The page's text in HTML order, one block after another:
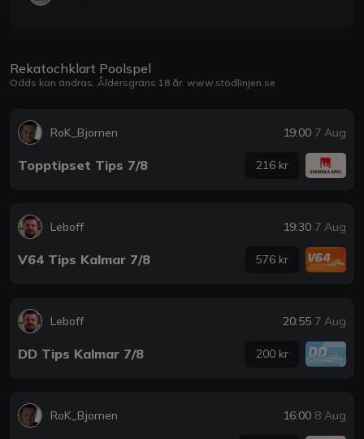
Rekatochklart Poolspel
Odds kan ändras. Åldersgräns 18 år. www.stödlinjen.se
RoK_Bjornen 19:00 7 Aug
Topptipset Tips 7/8 216 kr
Leboff 19:30 7 Aug
V64 Tips Kalmar 7/8 576 kr
Leboff 20:55 7 Aug
DD Tips Kalmar 7/8 200 kr
RoK_Bjornen 16:00 8 Aug